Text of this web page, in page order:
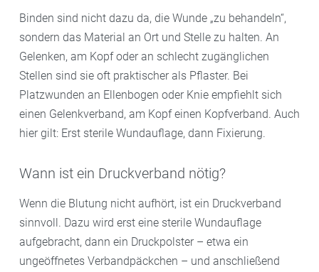
Binden sind nicht dazu da, die Wunde „zu behandeln“,
sondern das Material an Ort und Stelle zu halten. An
Gelenken, am Kopf oder an schlecht zugänglichen
Stellen sind sie oft praktischer als Pflaster. Bei
Platzwunden an Ellenbogen oder Knie empfiehlt sich
einen Gelenkverband, am Kopf einen Kopfverband. Auch
hier gilt: Erst sterile Wundauflage, dann Fixierung.
Wann ist ein Druckverband nötig?
Wenn die Blutung nicht aufhört, ist ein Druckverband
sinnvoll. Dazu wird erst eine sterile Wundauflage
aufgebracht, dann ein Druckpolster – etwa ein
ungeöffnetes Verbandpäckchen – und anschließend